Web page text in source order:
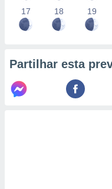
17 18 19
Partilhar esta